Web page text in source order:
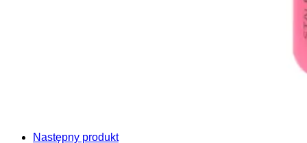
Następny produkt